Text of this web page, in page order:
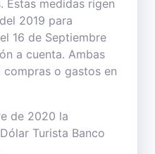
Estas medidas rigen
2019 para
16 de Septiembre
a cuenta. Ambas
compras o gastos en
de 2020 la
Turista Banco